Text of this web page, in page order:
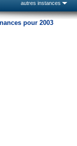
autres instances
pour 2003